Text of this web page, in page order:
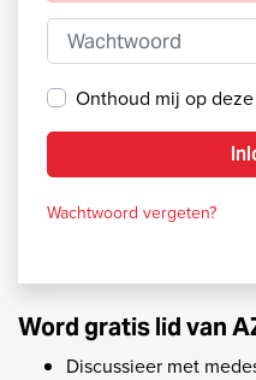
Wachtwoord
Onthoud mij op
Wachtwoord vergeten?
Word gratis lid van
Discussieer met